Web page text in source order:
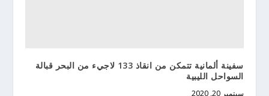
سفينة ألمانية تتمكن من انقاذ 133 لاجيء من البحر قبالة
السواحل الليبية
سبتمبر 20, 2020